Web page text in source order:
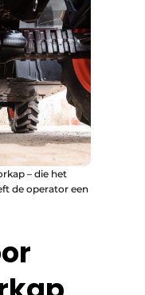
– die het
de operator een